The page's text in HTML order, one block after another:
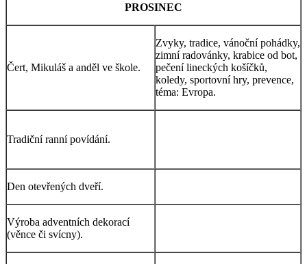
PROSINEC
Čert, Mikuláš a anděl ve škole.
Zvyky, tradice, vánoční pohádky,
zimní radovánky, krabice od bot,
pečení lineckých košíčků,
koledy, sportovní hry, prevence,
téma: Evropa.
Tradiční ranní povídání.
Den otevřených dveří.
Výroba adventních dekorací
(věnce či svícny).